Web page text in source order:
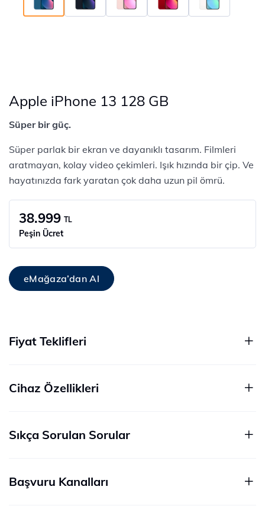
Apple iPhone 13 128 GB
Süper bir güç.
Süper parlak bir ekran ve dayanıklı tasarım. Filmleri
aratmayan, kolay video çekimleri. Işık hızında bir çip. Ve
hayatınızda fark yaratan çok daha uzun pil ömrü.
38.999 TL
Peşin Ücret
eMağaza’dan Al
Fiyat Teklifleri
Cihaz Özellikleri
Sıkça Sorulan Sorular
Başvuru Kanalları